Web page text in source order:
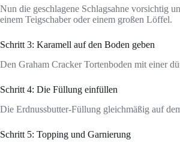
Nun die geschlagene Schlagsahne vorsichtig
einem Teigschaber oder einem großen Löffel.
Schritt 3: Karamell auf den Boden geben
Den Graham Cracker Tortenboden mit einer
Schritt 4: Die Füllung einfüllen
Die Erdnussbutter-Füllung gleichmäßig auf
Schritt 5: Topping und Garnierung